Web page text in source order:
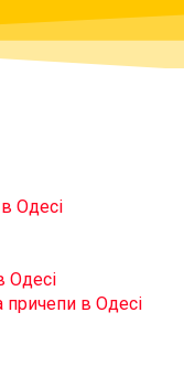
Одесі
Одесі
причепи в Одесі